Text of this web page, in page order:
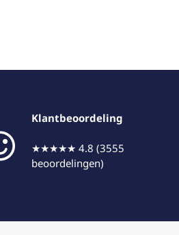
Klantbeoordeling
★★★★★ 4.8 (3555
beoordelingen)